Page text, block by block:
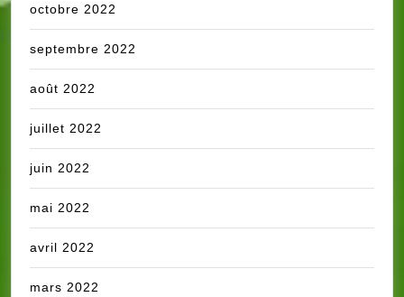
octobre 2022
septembre 2022
août 2022
juillet 2022
juin 2022
mai 2022
avril 2022
mars 2022